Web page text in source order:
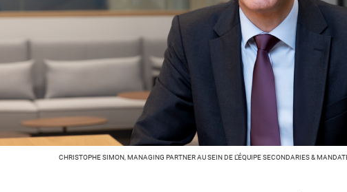
CHRISTOPHE SIMON, MANAGING PARTNER AU SEIN DE L’ÉQUIPE SECONDARIES &